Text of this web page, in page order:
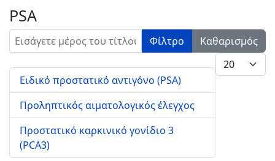
PSA
Εισάγετε μέρος του τίτλου. Φίλτρο
Καθαρισμός
Εμφάνιση #
Ειδικό προστατικό αντιγόνο (PSA)
Προληπτικός αιματολογικός έλεγχος
Προστατικό καρκινικό γονίδιο 3
(PCA3)